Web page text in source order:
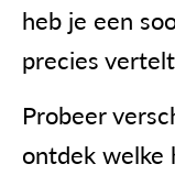
heb je een
precies
Probeer
ontdek welke